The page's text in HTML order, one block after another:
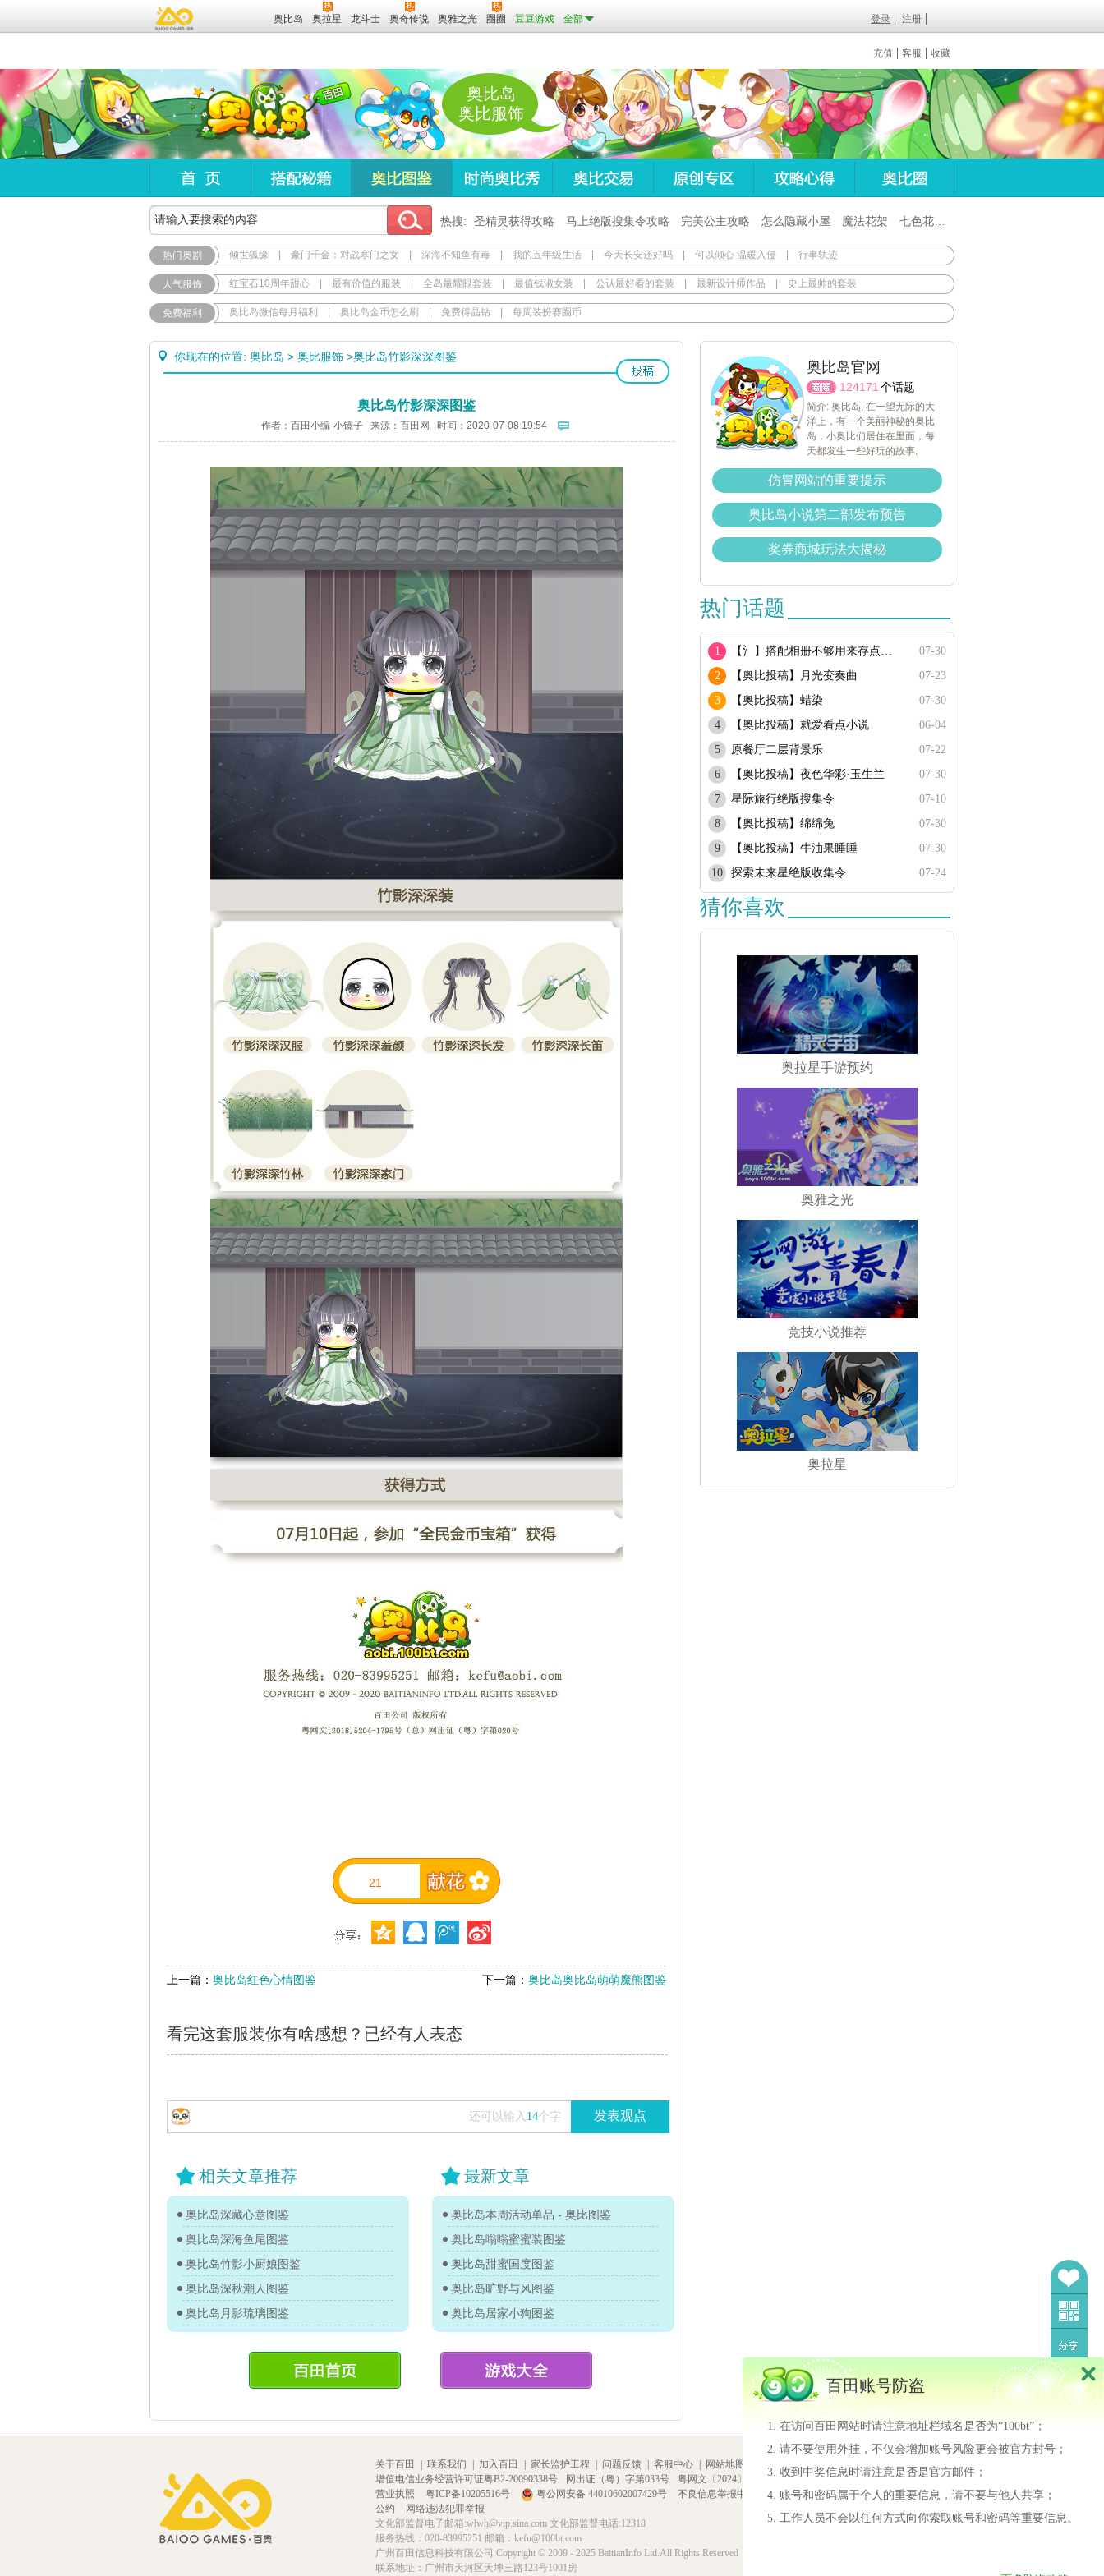
奥比岛 奥拉星 龙斗士 奥奇传说 奥雅之光 圈圈 豆豆游戏 全部 登录 注册
充值 客服 收藏
奥比岛
奥比服饰
热搜: 圣精灵获得攻略 马上绝版搜集令攻略 完美公主攻略 怎么隐藏小屋 魔法花架 七色花在哪
热门奥剧 倾世狐缘 豪门千金：对战寒门之女 深海不知鱼有毒 我的五年级生活 今天长安还好吗 何以倾心 温暖入侵 行事轨迹
人气服饰 红宝石10周年甜心 最有价值的服装 全岛最耀眼套装 最值钱淑女装 公认最好看的套装 最新设计师作品 史上最帅的套装
免费福利 奥比岛微信每月福利 奥比岛金币怎么刷 免费得晶钻 每周装扮赛圈币
你现在的位置: 奥比岛 > 奥比服饰 >奥比岛竹影深深图鉴
奥比岛竹影深深图鉴
作者：百田小编-小镜子 来源： 百田网 时间：2020-07-08 19:54
21
上一篇： 奥比岛红色心情图鉴 下一篇： 奥比岛奥比岛萌萌魔熊图鉴
看完这套服装你有啥感想？已经有人表态
还可以输入 14个字 发表观点
相关文章推荐
奥比岛深藏心意图鉴
奥比岛深海鱼尾图鉴
奥比岛竹影小厨娘图鉴
奥比岛深秋潮人图鉴
奥比岛月影琉璃图鉴
最新文章
奥比岛本周活动单品 - 奥比图鉴
奥比岛嗡嗡蜜蜜装图鉴
奥比岛甜蜜国度图鉴
奥比岛旷野与风图鉴
奥比岛居家小狗图鉴
奥比岛官网
124171 个话题
简介: 奥比岛, 在一望无际的大
洋上，有一个美丽神秘的奥比
岛，小奥比们居住在里面，每
天都发生一些好玩的故事。
仿冒网站的重要提示
奥比岛小说第二部发布预告
奖券商城玩法大揭秘
热门话题
1 【氵】搭配相册不够用来存点搭配
07-30
2
【奥比投稿】月光变奏曲
07-23
3
【奥比投稿】蜡染
07-30
4
【奥比投稿】就爱看点小说
06-04
5
原餐厅二层背景乐
07-22
6
【奥比投稿】夜色华彩·玉生兰
07-30
7
星际旅行绝版搜集令
07-10
8
【奥比投稿】绵绵兔
07-30
9
【奥比投稿】牛油果睡睡
07-30
10
探索未来星绝版收集令 07-24
猜你喜欢
奥拉星手游预约
奥雅之光
竞技小说推荐
奥拉星
关于百田 | 联系我们 | 加入百田 | 家长监护工程 | 问题反馈 | 客服中心 | 网站地图
增值电信业务经营许可证粤B2-20090338号
网出证（粤）字第033号
粤网文〔2024〕2710-188号
营业执照
粤ICP备10205516号 粤公网安备 44010602007429号 不良信息举报中心
网络游戏行业防沉迷自律
公约
网络违法犯罪举报
文化部监督电子邮箱:wlwh@vip.sina.com 文化部监督电话:12318
服务热线：020-83995251 邮箱：kefu@100bt.com
广州百田信息科技有限公司 Copyright © 2009 - 2025 BaitianInfo Ltd.All Rights Reserved
联系地址：广州市天河区天坤三路123号1001房
百田账号防盗
在访问百田网站时请注意地址栏域名是否为“100bt”；
请不要使用外挂，不仅会增加账号风险更会被官方封号；
收到中奖信息时请注意是否是官方邮件；
账号和密码属于个人的重要信息，请不要与他人共享；
工作人员不会以任何方式向你索取账号和密码等重要信息。
我也要当设计师
我也要当设计师
么投稿设计师！！ 同时
去围观>>